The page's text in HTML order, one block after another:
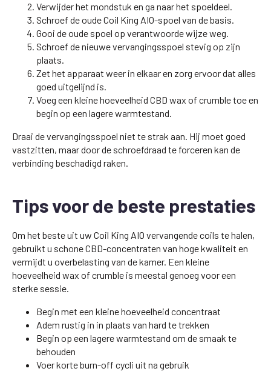
Verwijder het mondstuk en ga naar het spoeldeel.
Schroef de oude Coil King AIO-spoel van de basis.
Gooi de oude spoel op verantwoorde wijze weg.
Schroef de nieuwe vervangingsspoel stevig op zijn
plaats.
Zet het apparaat weer in elkaar en zorg ervoor dat alles
goed uitgelijnd is.
Voeg een kleine hoeveelheid CBD wax of crumble toe en
begin op een lagere warmtestand.
Draai de vervangingsspoel niet te strak aan. Hij moet goed
vastzitten, maar door de schroefdraad te forceren kan de
verbinding beschadigd raken.
Tips voor de beste prestaties
Om het beste uit uw Coil King AIO vervangende coils te halen,
gebruikt u schone CBD-concentraten van hoge kwaliteit en
vermijdt u overbelasting van de kamer. Een kleine
hoeveelheid wax of crumble is meestal genoeg voor een
sterke sessie.
Begin met een kleine hoeveelheid concentraat
Adem rustig in in plaats van hard te trekken
Begin op een lagere warmtestand om de smaak te
behouden
Voer korte burn-off cycli uit na gebruik